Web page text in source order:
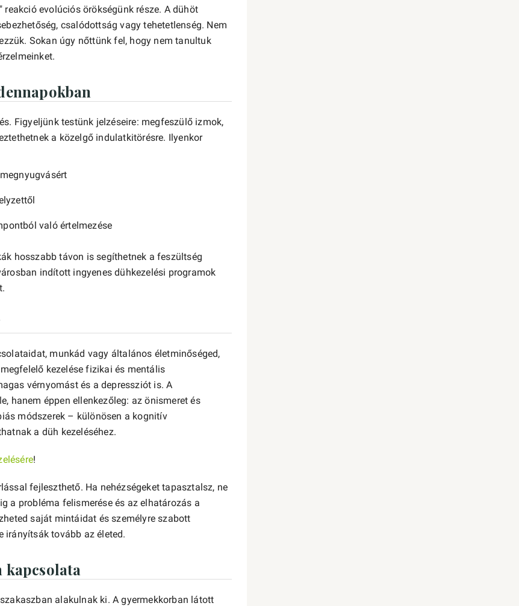
evolúciós örökségünk része. A dühöt
csalódottság vagy tehetetlenség. Nem
Sokan úgy nőttünk fel, hogy nem tanultuk
Figyeljünk testünk jelzéseire: megfeszülő izmok,
a közelgő indulatkitörésre. Ilyenkor
való értelmezése
hosszabb távon is segíthetnek a feszültség
indított ingyenes dühkezelési programok
munkád vagy általános életminőséged,
kezelése fizikai és mentális
vérnyomást és a depressziót is. A
hanem éppen ellenkezőleg: az önismeret és
módszerek – különösen a kognitív
a düh kezeléséhez.
!
fejleszthető. Ha nehézségeket tapasztalsz, ne
a probléma felismerése és az elhatározás a
saját mintáidat és személyre szabott
irányítsák tovább az életed.
kapcsolata
alakulnak ki. A gyermekkorban látott